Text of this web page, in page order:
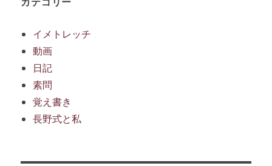
イメトレッチ
動画
日記
素問
覚え書き
長野式と私